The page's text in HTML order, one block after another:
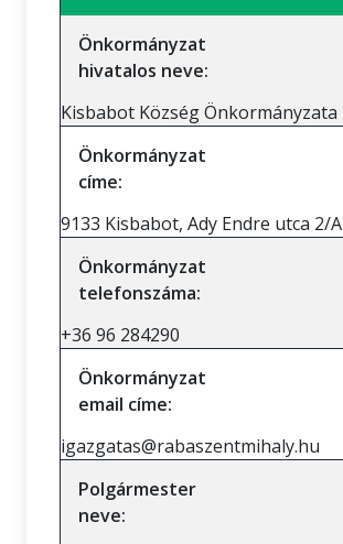
Önkormányzat
hivatalos neve:
Kisbabot Község Önkormányzata
Önkormányzat
címe:
9133 Kisbabot, Ady Endre utca 2/A
Önkormányzat
telefonszáma:
+36 96 284290
Önkormányzat
email címe:
igazgatas@rabaszentmihaly.hu
Polgármester
neve: